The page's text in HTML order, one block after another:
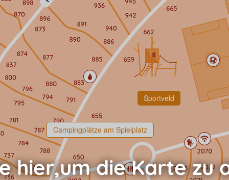
Campingplätze am Spielplatz
Sportveld